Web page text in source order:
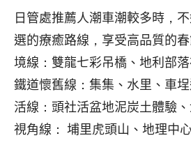
日管處推薦人潮車潮較多時，
選的療癒路線，享受高品質的
境線：雙龍七彩吊橋、地利部
鐵道懷舊線：集集、水里、車
活線：頭社活盆地泥炭土體驗
視角線： 埔里虎頭山、地理中